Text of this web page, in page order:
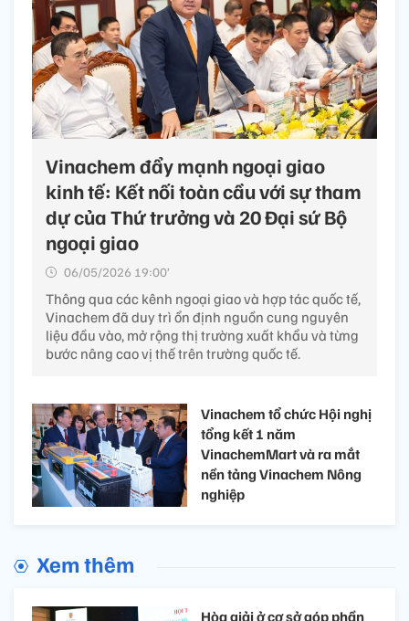
Vinachem đẩy mạnh ngoại giao
kinh tế: Kết nối toàn cầu với sự tham
dự của Thứ trưởng và 20 Đại sứ Bộ
ngoại giao
06/05/2026 19:00’
Thông qua các kênh ngoại giao và hợp tác quốc tế,
Vinachem đã duy trì ổn định nguồn cung nguyên
liệu đầu vào, mở rộng thị trường xuất khẩu và từng
bước nâng cao vị thế trên trường quốc tế.
Vinachem tổ chức Hội nghị
tổng kết 1 năm
VinachemMart và ra mắt
nền tảng Vinachem Nông
nghiệp
Xem thêm
Hòa giải ở cơ sở góp phần